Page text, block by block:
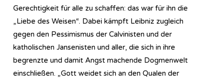
Gerechtigkeit für alle zu schaffen: das war für ihn die
„Liebe des Weisen“. Dabei kämpft Leibniz zugleich
gegen den Pessimismus der Calvinisten und der
katholischen Jansenisten und aller, die sich in ihre
begrenzte und damit Angst machende Dogmenwelt
einschließen. „Gott weidet sich an den Qualen der